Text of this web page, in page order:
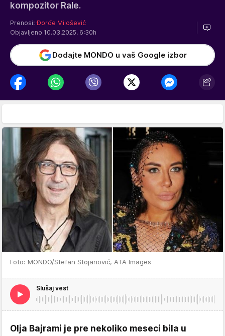
kompozitor Rale.
Prenosi: Đorđe Milošević
Objavljeno 10.03.2025. 6:30h
Dodajte MONDO u vaš Google izbor
Foto: MONDO/Stefan Stojanović, ATA Images
Slušaj vest
Olja Bajrami je pre nekoliko meseci bila u